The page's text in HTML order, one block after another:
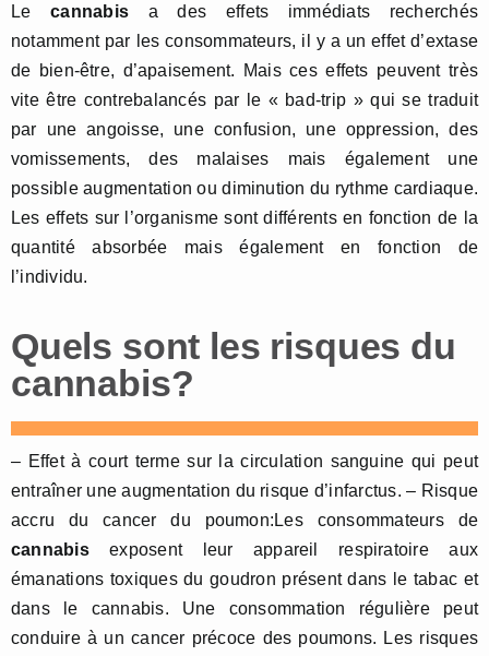
Lecannabis a des effets immédiats recherchés
notamment par les consommateurs, il y a un effet d’extase
de bien-être, d’apaisement. Mais ces effets peuvent très
vite être contrebalancés par le « bad-trip » qui se traduit
par une angoisse, une confusion, une oppression, des
vomissements, des malaises mais également une
possible augmentation ou diminution du rythme cardiaque.
Les effets sur l’organisme sont différents en fonction de la
quantité absorbée mais également en fonction de
l’individu.
Quels sont les risques du
cannabis?
– Effet à court terme sur la circulation sanguine qui peut
entraîner une augmentation du risque d’infarctus. – Risque
accru du cancer du poumon:Les consommateurs de
cannabisexposent leur appareil respiratoire aux
émanations toxiques du goudron présent dans le tabac et
dans le cannabis. Une consommation régulière peut
conduire à un cancer précoce des poumons. Les risques